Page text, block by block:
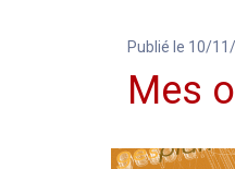
Publié le 10/
Mes